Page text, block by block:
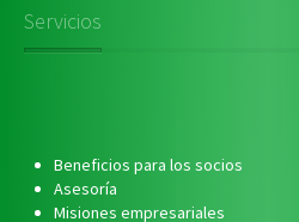
Servicios
Beneficios para los socios
Asesoría
Misiones empresariales